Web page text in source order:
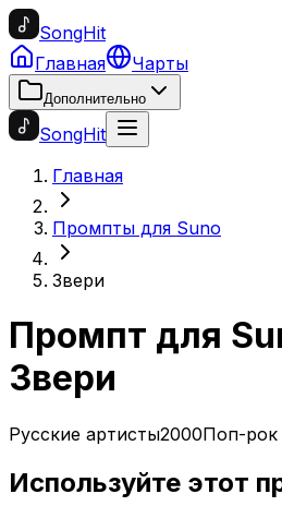
SongHit
Главная
Чарты
Дополнительно
SongHit
Главная
Промпты для Suno
Звери
Промпт для
Звери
Русские артисты2000Поп-рок
Используйте этот